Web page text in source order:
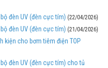
đèn UV (đèn cực tím) (22/04/2026)
đèn UV (đèn cực tím) (21/04/2026)
kiện cho bơm tiêm điện TOP
đèn UV (đèn cực tím) cho tủ